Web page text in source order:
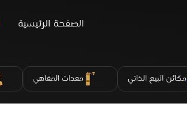
الصفحة الرئيسية
مكائن البيع الذاتي معدات المقاهي